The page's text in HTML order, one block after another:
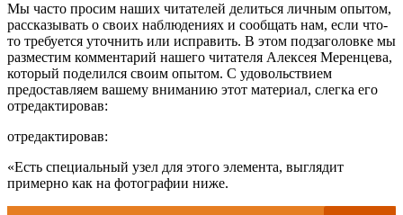
Мы часто просим наших читателей делиться личным опытом,
рассказывать о своих наблюдениях и сообщать нам, если что-
то требуется уточнить или исправить. В этом подзаголовке мы
разместим комментарий нашего читателя Алексея Меренцева,
который поделился своим опытом. С удовольствием
предоставляем вашему вниманию этот материал, слегка его
отредактировав:
отредактировав:
«Есть специальный узел для этого элемента, выглядит
примерно как на фотографии ниже.